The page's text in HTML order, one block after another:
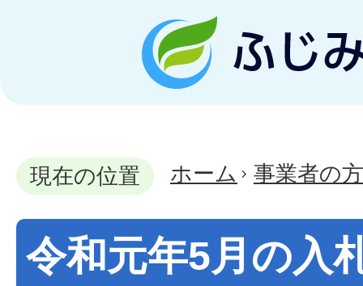
現在の位置 ホーム 事業者の
令和元年5月の入